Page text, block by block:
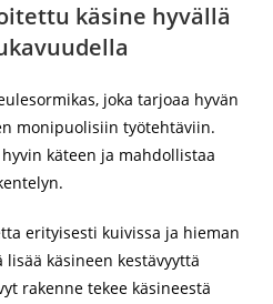
käsine hyvällä
joka tarjoaa hyvän
monipuolisiin työtehtäviin.
käteen ja mahdollistaa
erityisesti kuivissa ja hieman
lisää käsineen kestävyyttä
rakenne tekee käsineestä